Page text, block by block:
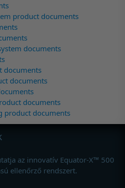
product documents
documents
documents
documents
documents
product documents
az innovatív Equator-X™ 500
ellenőrző rendszert.